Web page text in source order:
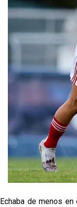
Los posibles
marcha de Juanlu
Joan Jordán
destino este
El Sevilla FC
semifinales
IDV reclama
Echaba de menos